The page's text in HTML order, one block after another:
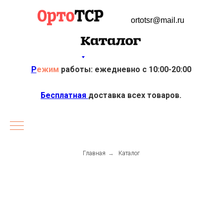
ortotsr@mail.ru
Режим работы: ежедневно с 10:00-20:00
Бесплатная доставка всех товаров.
Главная → Каталог